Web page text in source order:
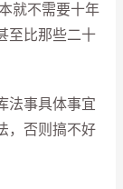
就不需要十年
至比那些二十
事具体事宜
，否则搞不好